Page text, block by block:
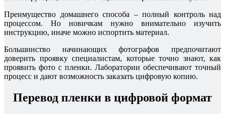
Преимущество домашнего способа – полный контроль над
процессом. Но новичкам нужно внимательно изучить
инструкцию, иначе можно испортить материал.
Большинство начинающих фотографов предпочитают
доверить проявку специалистам, которые точно знают, как
проявить фото с пленки. Лаборатории обеспечивают точный
процесс и дают возможность заказать цифровую копию.
Перевод пленки в цифровой формат